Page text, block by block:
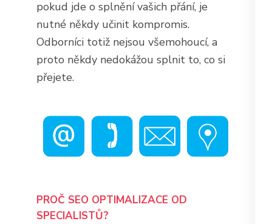
pokud jde o splnění vašich přání, je
nutné někdy učinit kompromis.
Odborníci totiž nejsou všemohoucí, a
proto někdy nedokážou splnit to, co si
přejete.
PROČ SEO OPTIMALIZACE OD
SPECIALISTŮ?